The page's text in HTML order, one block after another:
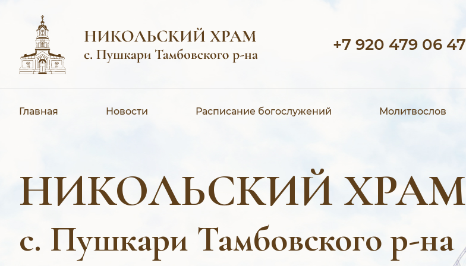
+7 920 479 06 47
Главная Новости Расписание богослужений Молитвослов
НИКОЛЬСКИЙ ХРАМ
с. Пушкари Тамбовского р-на